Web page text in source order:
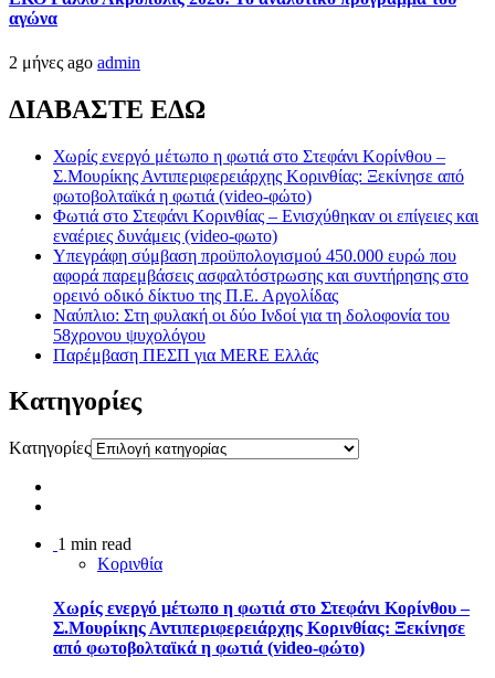
αγώνα
2 μήνες ago admin
ΔΙΑΒΑΣΤΕ ΕΔΩ
Χωρίς ενεργό μέτωπο η φωτιά στο Στεφάνι Κορίνθου –
Σ.Μουρίκης Αντιπεριφερειάρχης Κορινθίας: Ξεκίνησε από
φωτοβολταϊκά η φωτιά (video-φώτο)
Φωτιά στο Στεφάνι Κορινθίας – Ενισχύθηκαν οι επίγειες και
εναέριες δυνάμεις (video-φωτο)
Υπεγράφη σύμβαση προϋπολογισμού 450.000 ευρώ που
αφορά παρεμβάσεις ασφαλτόστρωσης και συντήρησης στο
ορεινό οδικό δίκτυο της Π.Ε. Αργολίδας
Ναύπλιο: Στη φυλακή οι δύο Ινδοί για τη δολοφονία του
58χρονου ψυχολόγου
Παρέμβαση ΠΕΣΠ για MERE Ελλάς
Kατηγορίες
Kατηγορίες
1 min read
Κορινθία
Χωρίς ενεργό μέτωπο η φωτιά στο Στεφάνι Κορίνθου –
Σ.Μουρίκης Αντιπεριφερειάρχης Κορινθίας: Ξεκίνησε
από φωτοβολταϊκά η φωτιά (video-φώτο)